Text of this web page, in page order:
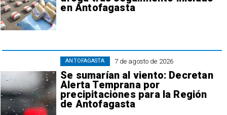
en Antofagasta
7 de agosto de 2026
Se sumarían al viento: Decretan
Alerta Temprana por
precipitaciones para la Región
de Antofagasta
ANTOFAGASTA